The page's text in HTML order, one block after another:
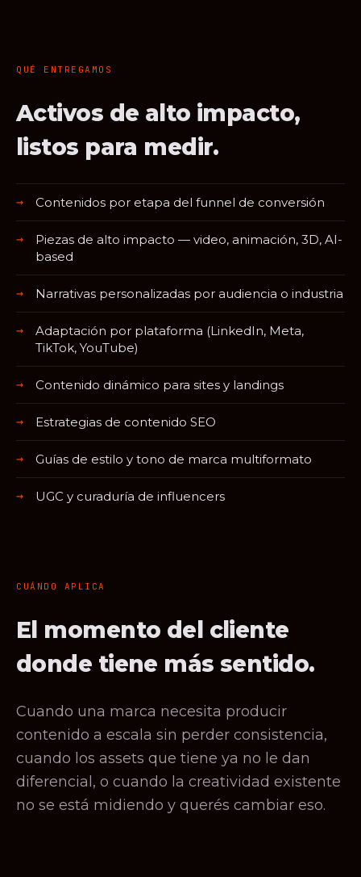
QUÉ ENTREGAMOS
Activos de alto impacto,
listos para medir.
Contenidos por etapa del funnel de conversión
Piezas de alto impacto — video, animación, 3D, AI-
based
Narrativas personalizadas por audiencia o industria
Adaptación por plataforma (LinkedIn, Meta,
TikTok, YouTube)
Contenido dinámico para sites y landings
Estrategias de contenido SEO
Guías de estilo y tono de marca multiformato
UGC y curaduría de influencers
CUÁNDO APLICA
El momento del cliente
donde tiene más sentido.
Cuando una marca necesita producir
contenido a escala sin perder consistencia,
cuando los assets que tiene ya no le dan
diferencial, o cuando la creatividad existente
no se está midiendo y querés cambiar eso.